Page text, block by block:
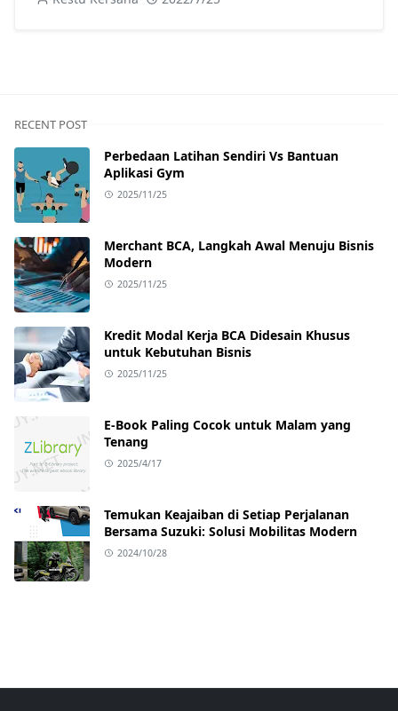
RECENT POST
Perbedaan Latihan Sendiri Vs Bantuan
Aplikasi Gym
2025/11/25
Merchant BCA, Langkah Awal Menuju Bisnis
Modern
2025/11/25
Kredit Modal Kerja BCA Didesain Khusus
untuk Kebutuhan Bisnis
2025/11/25
E-Book Paling Cocok untuk Malam yang
Tenang
2025/4/17
Temukan Keajaiban di Setiap Perjalanan
Bersama Suzuki: Solusi Mobilitas Modern
2024/10/28